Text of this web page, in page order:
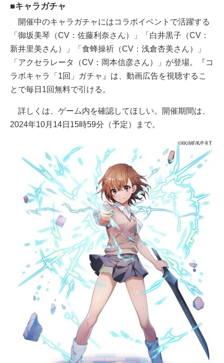
■キャラガチャ
開催中のキャラガチャにはコラボイベントで活躍する
「御坂美琴（CV：佐藤利奈さん）」「白井黒子（CV：
新井里美さん）」「食蜂操祈（CV：浅倉杏美さん）」
「アクセラレータ（CV：岡本信彦さん）」が登場。『コ
ラボキャラ「1回」ガチャ』は、動画広告を視聴するこ
とで毎日1回無料で引ける。
詳しくは、ゲーム内を確認してほしい。開催期間は、
2024年10月14日15時59分（予定）まで。